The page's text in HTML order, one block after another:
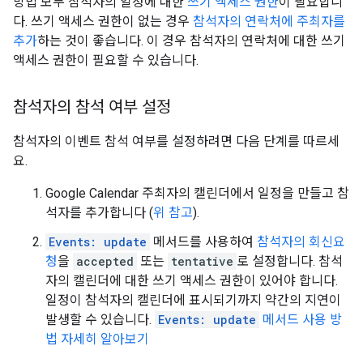
다. 쓰기 액세스 권한이 없는 경우 참석자의 연락처에 주최자를
추가하는 것이 좋습니다. 이 경우 참석자의 연락처에 대한 쓰기
액세스 권한이 필요할 수 있습니다.
참석자의 참석 여부 설정
참석자의 이벤트 참석 여부를 설정하려면 다음 단계를 따르세
요.
Google Calendar 주최자의 캘린더에서 일정을 만들고 참
석자를 추가합니다 (위 참고).
Events: update 메서드를 사용하여 참석자의 회신요
청을 accepted 또는 tentative 로 설정합니다. 참석
자의 캘린더에 대한 쓰기 액세스 권한이 있어야 합니다.
일정이 참석자의 캘린더에 표시되기까지 약간의 지연이
발생할 수 있습니다. Events: update 메서드 사용 방
법 자세히 알아보기